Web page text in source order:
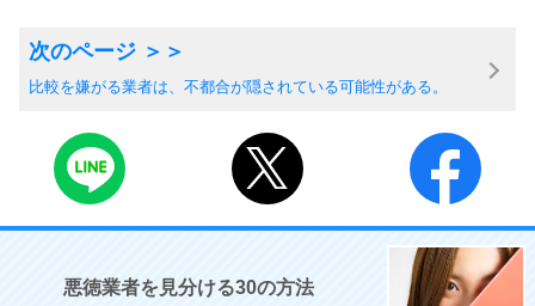
比較を嫌がる業者は、不都合が隠されている可能性がある。
悪徳業者を見分ける30の方法